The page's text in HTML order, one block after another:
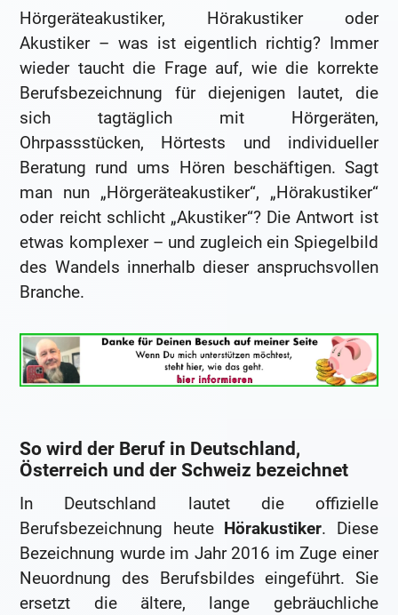
Hörgeräteakustiker, Hörakustiker oder
Akustiker – was ist eigentlich richtig? Immer
wieder taucht die Frage auf, wie die korrekte
Berufsbezeichnung für diejenigen lautet, die
sich tagtäglich mit Hörgeräten,
Ohrpassstücken, Hörtests und individueller
Beratung rund ums Hören beschäftigen. Sagt
man nun „Hörgeräteakustiker“, „Hörakustiker“
oder reicht schlicht „Akustiker“? Die Antwort ist
etwas komplexer – und zugleich ein Spiegelbild
des Wandels innerhalb dieser anspruchsvollen
Branche.
So wird der Beruf in Deutschland,
Österreich und der Schweiz bezeichnet
In Deutschland lautet die offizielle
Berufsbezeichnung heute Hörakustiker. Diese
Bezeichnung wurde im Jahr 2016 im Zuge einer
Neuordnung des Berufsbildes eingeführt. Sie
ersetzt die ältere, lange gebräuchliche